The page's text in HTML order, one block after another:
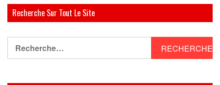
Recherche Sur Tout Le Site